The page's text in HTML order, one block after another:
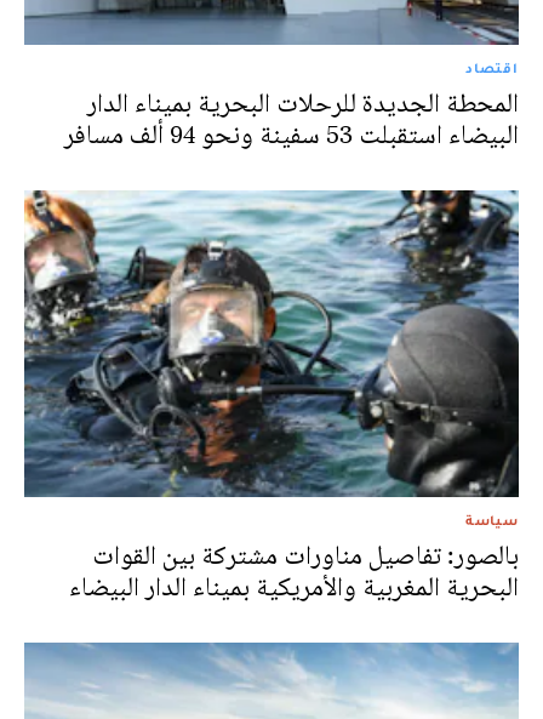
اقتصاد
المحطة الجديدة للرحلات البحرية بميناء الدار
البيضاء استقبلت 53 سفينة ونحو 94 ألف مسافر
سياسة
بالصور: تفاصيل مناورات مشتركة بين القوات
البحرية المغربية والأمريكية بميناء الدار البيضاء